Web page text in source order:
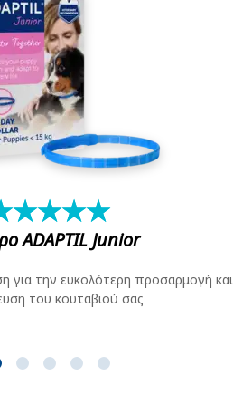
★★★★
☆☆☆☆
ADAPTIL Junior
για την ευκολότερη προσαρμογή και
του κουταβιού σας